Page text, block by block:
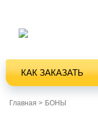
КАК ЗАКАЗАТЬ
Главная > БОНЫ